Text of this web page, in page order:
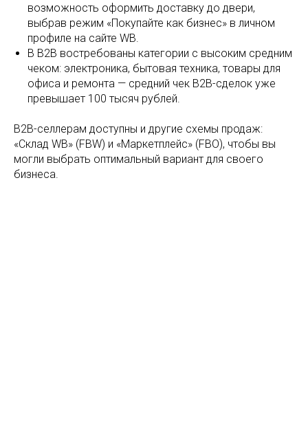
возможность оформить доставку до двери,
выбрав режим «Покупайте как бизнес» в личном
профиле на сайте WB.
В B2B востребованы категории с высоким средним
чеком: электроника, бытовая техника, товары для
офиса и ремонта — средний чек B2B-сделок уже
превышает 100 тысяч рублей.
B2B-селлерам доступны и другие схемы продаж:
«Склад WB» (FBW) и «Маркетплейс» (FBO), чтобы вы
могли выбрать оптимальный вариант для своего
бизнеса.